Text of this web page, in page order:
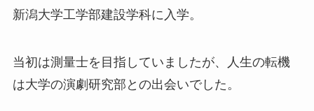
新潟大学工学部建設学科に入学。
当初は測量士を目指していましたが、人生の転機
は大学の演劇研究部との出会いでした。